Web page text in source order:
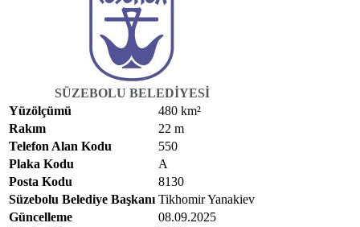
SÜZEBOLU BELEDIYESI
Yüzölçümü
480 km²
Rakım
22 m
Telefon Alan Kodu
550
Plaka Kodu
A
Posta Kodu
8130
Süzebolu Belediye Başkanı Tikhomir Yanakiev
Güncelleme
08.09.2025